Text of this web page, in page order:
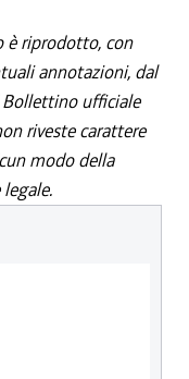
è riprodotto, con
annotazioni, dal
ufficiale
riveste carattere
modo della